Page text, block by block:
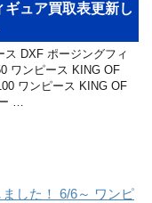
ギュア買取表更新し
DXF ポージングフィ
ワンピース KING OF
ワンピース KING OF
…
した！ 6/6～ ワンピ